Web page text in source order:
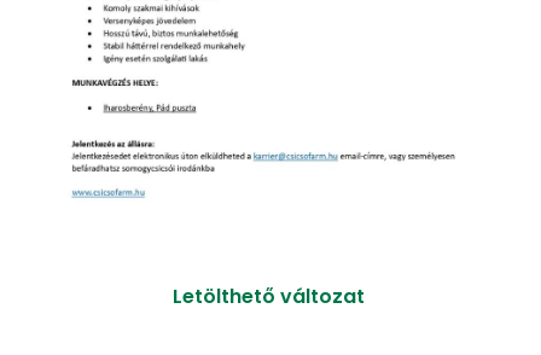
Letölthető változat